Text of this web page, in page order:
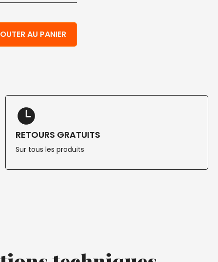
papier pour gobelets avec trou compostable blanc
AU PANIER
RETOURS GRATUITS
Sur tous les produits